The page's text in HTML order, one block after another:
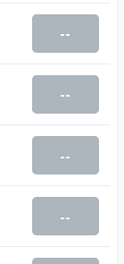
--
--
--
--